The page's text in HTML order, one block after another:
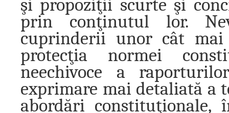
şi propoziţii scurte şi
prin conţinutul lor.
cuprinderii unor cât
protecţia normei
neechivoce a
exprimare mai detaliată a
abordări